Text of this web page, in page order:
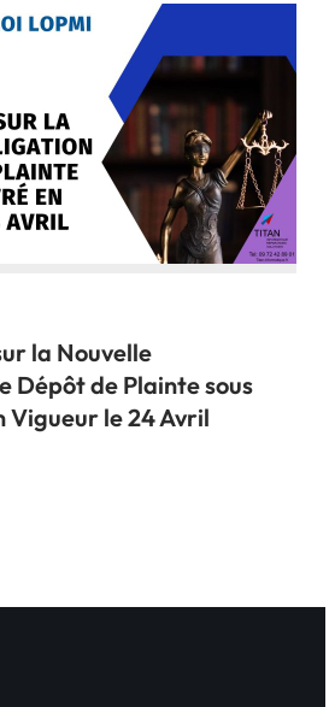
la Nouvelle
Dépôt de Plainte sous
Vigueur le 24 Avril